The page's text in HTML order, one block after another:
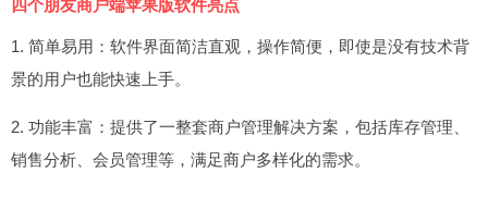
四个朋友商户端苹果版软件亮点
1. 简单易用：软件界面简洁直观，操作简便，即使是没有技术背
景的用户也能快速上手。
2. 功能丰富：提供了一整套商户管理解决方案，包括库存管理、
销售分析、会员管理等，满足商户多样化的需求。